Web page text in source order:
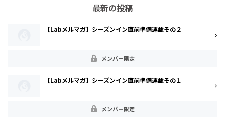
最新の投稿
【Labメルマガ】シーズンイン直前準備連載その２
メンバー限定
【Labメルマガ】シーズンイン直前準備連載その１
メンバー限定